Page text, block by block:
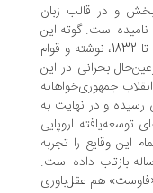
قالب زبان
است. گوته این
شاهکارش را در طول شش دهه، یعنی از 1772 تا 1832، نوشته و قوام
در این
و در نهایت به
اروپایی
را تجربه
داده است.
هم عقل‌باوری